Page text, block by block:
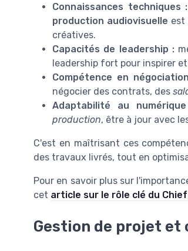
Connaissances techniques :
production audiovisuelle est
créatives.
Capacités de leadership :
leadership fort pour inspirer
Compétence en
négocier des contrats, des
Adaptabilité au
production, être à jour avec
C'est en maîtrisant ces
des travaux livrés, tout en
Pour en savoir plus sur
cet article sur le rôle clé du
Gestion de projet et